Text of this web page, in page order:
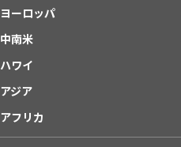
ヨーロッパ
中南米
ハワイ
アジア
アフリカ